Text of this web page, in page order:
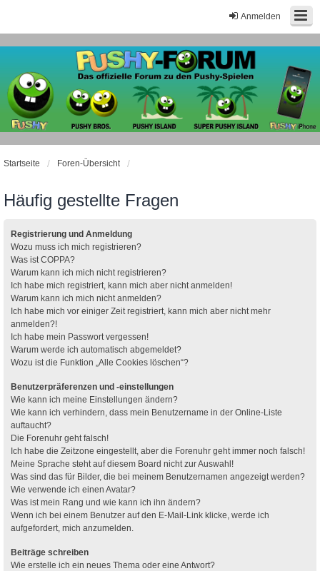
Anmelden
Startseite Foren-Übersicht
Häufig gestellte Fragen
Registrierung und Anmeldung
Wozu muss ich mich registrieren?
Was ist COPPA?
Warum kann ich mich nicht registrieren?
Ich habe mich registriert, kann mich aber nicht anmelden!
Warum kann ich mich nicht anmelden?
Ich habe mich vor einiger Zeit registriert, kann mich aber nicht mehr
anmelden?!
Ich habe mein Passwort vergessen!
Warum werde ich automatisch abgemeldet?
Wozu ist die Funktion „Alle Cookies löschen“?
Benutzerpräferenzen und -einstellungen
Wie kann ich meine Einstellungen ändern?
Wie kann ich verhindern, dass mein Benutzername in der Online-Liste
auftaucht?
Die Forenuhr geht falsch!
Ich habe die Zeitzone eingestellt, aber die Forenuhr geht immer noch falsch!
Meine Sprache steht auf diesem Board nicht zur Auswahl!
Was sind das für Bilder, die bei meinem Benutzernamen angezeigt werden?
Wie verwende ich einen Avatar?
Was ist mein Rang und wie kann ich ihn ändern?
Wenn ich bei einem Benutzer auf den E-Mail-Link klicke, werde ich
aufgefordert, mich anzumelden.
Beiträge schreiben
Wie erstelle ich ein neues Thema oder eine Antwort?